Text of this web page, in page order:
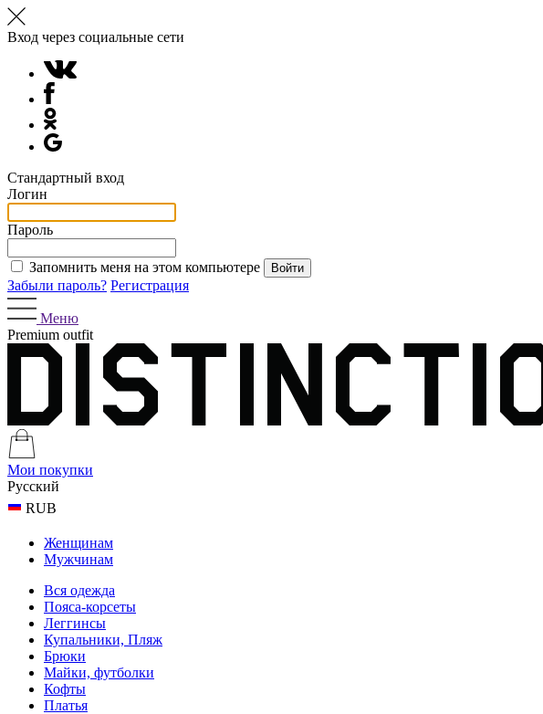
Вход через социальные сети
Стандартный вход
Логин
Пароль
Запомнить меня на этом компьютере
Забыли пароль? Регистрация
Меню
Premium outfit
Мои покупки
Русский
RUB
Женщинам
Мужчинам
Вся одежда
Пояса-корсеты
Леггинсы
Купальники, Пляж
Брюки
Майки, футболки
Кофты
Платья